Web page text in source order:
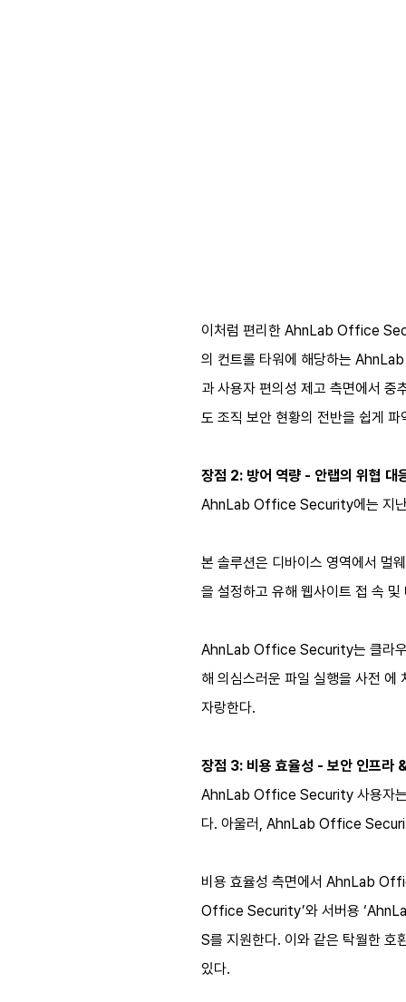
이처럼 편리한 AhnLab Office
의 컨트롤 타워에 해당하는
과 사용자 편의성 제고 측면에서 중
도 조직 보안 현황의 전반을 쉽게
장점 2: 방어 역량 - 안랩의 위협 대
AhnLab Office Security에는 지난
본 솔루션은 디바이스 영역에서 멀
을 설정하고 유해 웹사이트 접 속
AhnLab Office Security는 클라우
해 의심스러운 파일 실행을 사전 에
자랑한다.
장점 3: 비용 효율성 - 보안 인프라
AhnLab Office Security 사용자는
다. 아울러, AhnLab Office
비용 효율성 측면에서 AhnLab
Office Security’와 서버용
S를 지원한다. 이와 같은 탁월한 호
있다.